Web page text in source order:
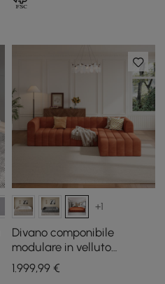
+1
Divano componibile
modulare in velluto
trapuntato a canali da 302
cm 4 pezzi
1.999,99€